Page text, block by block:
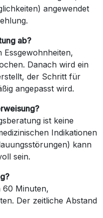
angewendet
ab?
Essgewohnheiten,
Danach wird ein
der Schritt für
angepasst wird.
ist keine
Indikationen
kann
sein.
60 Minuten,
Der zeitliche Abstand